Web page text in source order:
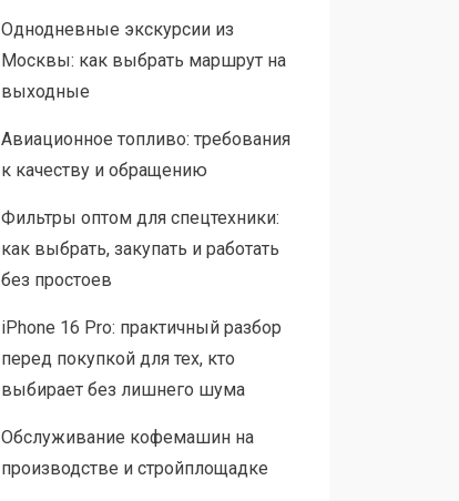
Однодневные экскурсии из
Москвы: как выбрать маршрут на
выходные
Авиационное топливо: требования
к качеству и обращению
Фильтры оптом для спецтехники:
как выбрать, закупать и работать
без простоев
iPhone 16 Pro: практичный разбор
перед покупкой для тех, кто
выбирает без лишнего шума
Обслуживание кофемашин на
производстве и стройплощадке